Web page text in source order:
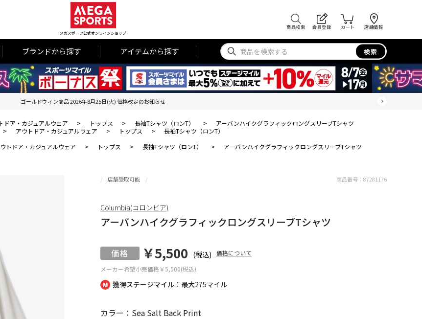
メガスポーツ公式オンラインショップ
商品検索 会員登録 カート 店舗情報
ブランドから探す アイテムから探す 検索
ゴールドウィン商品 2026年8月25日(火) 価格改定のお知らせ
ドア・カジュアルウェア > トップス > 長袖Tシャツ（ロンT） >
アーバンハイクグラフィックロングスリーブTシャツ
> アウトドア・カジュアルウェア > トップス >
長袖Tシャツ（ロンT）
トドア・カジュアルウェア > トップス > 長袖Tシャツ（ロンT） > アーバンハイクグラフィックロングスリーブTシャツ
獲得ステージマイル：最大275マイル
店舗受取可能
アーバンハイクグラフィックロングスリーブTシャツ
メーカー希望小売価格￥5,500(税込)
￥5,500 (税込) 価格について
カラー：Sea Salt Back Print
商品番号： 87281176
Columbia(コロンビア)